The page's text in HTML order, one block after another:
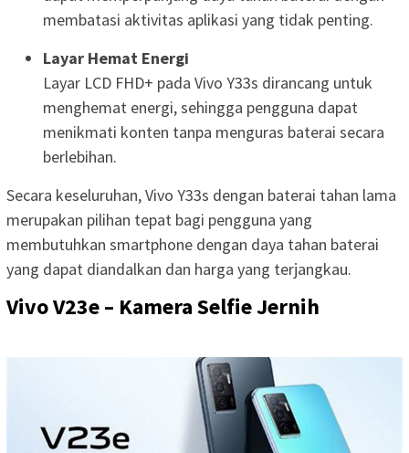
membatasi aktivitas aplikasi yang tidak penting.
Layar Hemat Energi
Layar LCD FHD+ pada Vivo Y33s dirancang untuk
menghemat energi, sehingga pengguna dapat
menikmati konten tanpa menguras baterai secara
berlebihan.
Secara keseluruhan, Vivo Y33s dengan baterai tahan lama
merupakan pilihan tepat bagi pengguna yang
membutuhkan smartphone dengan daya tahan baterai
yang dapat diandalkan dan harga yang terjangkau.
Vivo V23e – Kamera Selfie Jernih